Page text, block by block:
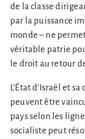
de la classe
par la puissance
monde – ne
véritable patrie
le droit au retour
L’État d’Israël et
peuvent être
pays selon les
socialiste peut